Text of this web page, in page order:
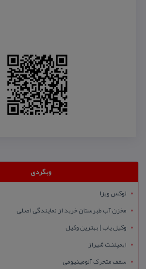
وبگردی
لوکس ویزا
مخزن آب طبرستان خرید از نمایندگی اصلی
وکیل یاب | بهترین وکیل
ایمپلنت شیراز
سقف متحرک آلومینیومی